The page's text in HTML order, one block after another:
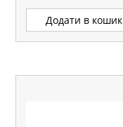
Додати в кошик